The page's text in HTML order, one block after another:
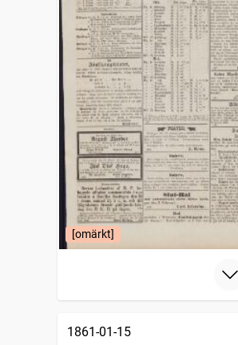
[omärkt]
1861-01-15